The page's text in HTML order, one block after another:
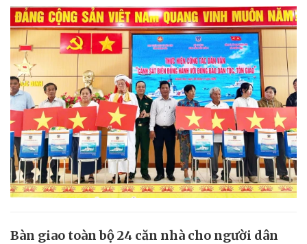
Bàn giao toàn bộ 24 căn nhà cho người dân